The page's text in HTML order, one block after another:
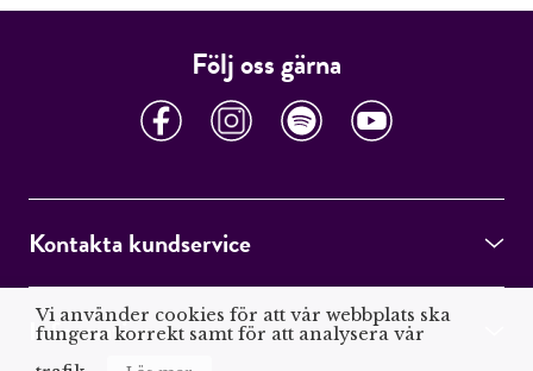
Följ oss gärna
Kontakta kundservice
Information
Vi använder cookies för att vår webbplats ska
fungera korrekt samt för att analysera vår